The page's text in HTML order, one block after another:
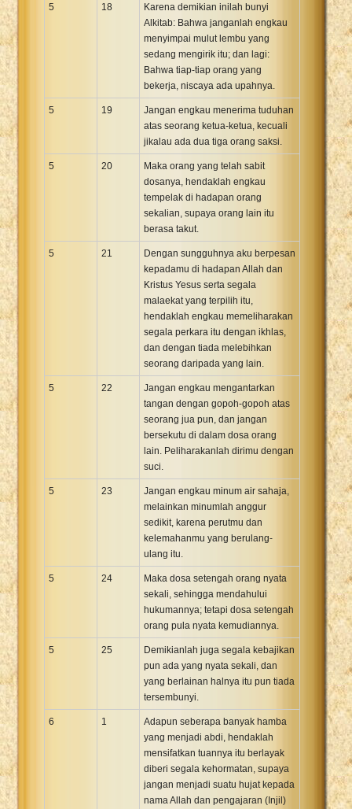
5 18
Karena demikian inilah bunyi
Alkitab: Bahwa janganlah engkau
menyimpai mulut lembu yang
sedang mengirik itu; dan lagi:
Bahwa tiap-tiap orang yang
bekerja, niscaya ada upahnya.
5 19
Jangan engkau menerima tuduhan
atas seorang ketua-ketua, kecuali
jikalau ada dua tiga orang saksi.
5 20
Maka orang yang telah sabit
dosanya, hendaklah engkau
tempelak di hadapan orang
sekalian, supaya orang lain itu
berasa takut.
5 21
Dengan sungguhnya aku berpesan
kepadamu di hadapan Allah dan
Kristus Yesus serta segala
malaekat yang terpilih itu,
hendaklah engkau memeliharakan
segala perkara itu dengan ikhlas,
dan dengan tiada melebihkan
seorang daripada yang lain.
5 22
Jangan engkau mengantarkan
tangan dengan gopoh-gopoh atas
seorang jua pun, dan jangan
bersekutu di dalam dosa orang
lain. Peliharakanlah dirimu dengan
suci.
5 23
Jangan engkau minum air sahaja,
melainkan minumlah anggur
sedikit, karena perutmu dan
kelemahanmu yang berulang-
ulang itu.
5 24
Maka dosa setengah orang nyata
sekali, sehingga mendahului
hukumannya; tetapi dosa setengah
orang pula nyata kemudiannya.
5 25
Demikianlah juga segala kebajikan
pun ada yang nyata sekali, dan
yang berlainan halnya itu pun tiada
tersembunyi.
6 1
Adapun seberapa banyak hamba
yang menjadi abdi, hendaklah
mensifatkan tuannya itu berlayak
diberi segala kehormatan, supaya
jangan menjadi suatu hujat kepada
nama Allah dan pengajaran (Injil)